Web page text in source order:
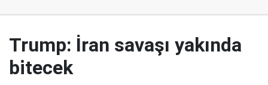
Trump: İran savaşı yakında
bitecek